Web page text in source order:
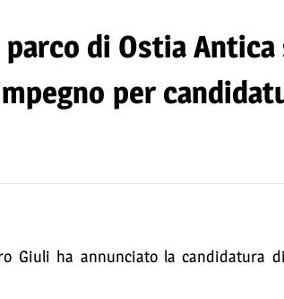
di Ostia
per
Giuli ha annunciato la candidatura